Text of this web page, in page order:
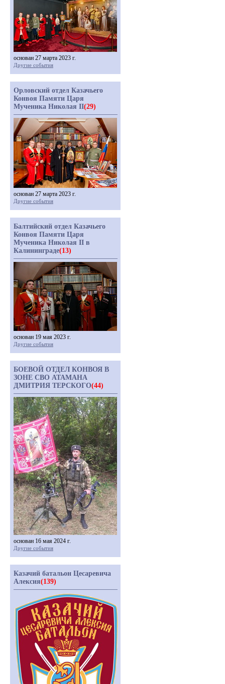
основан 27 марта 2023 г.
Другие события
Орловский отдел Казачьего
Конвоя Памяти Царя
Мученика Николая II(29)
основан 27 марта 2023 г.
Другие события
Балтийский отдел Казачьего
Конвоя Памяти Царя
Мученика Николая II в
Калининграде(13)
основан 19 мая 2023 г.
Другие события
БОЕВОЙ ОТДЕЛ КОНВОЯ В
ЗОНЕ СВО АТАМАНА
ДМИТРИЯ ТЕРСКОГО(44)
основан 16 мая 2024 г.
Другие события
Казачий батальон Цесаревича
Алексия(139)